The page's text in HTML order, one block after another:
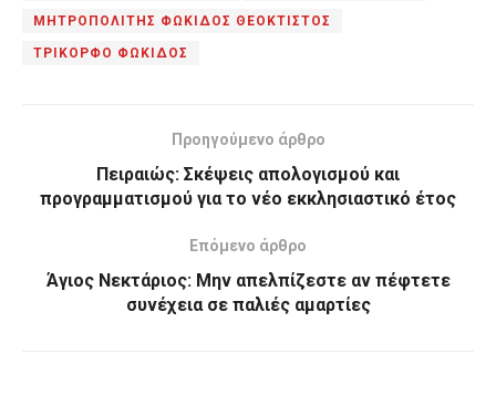
ΜΗΤΡΟΠΟΛΙΤΗΣ ΦΩΚΙΔΟΣ ΘΕΟΚΤΙΣΤΟΣ
ΤΡΙΚΟΡΦΟ ΦΩΚΙΔΟΣ
Προηγούμενο άρθρο
Πειραιώς: Σκέψεις απολογισμού και
προγραμματισμού για το νέο εκκλησιαστικό έτος
Επόμενο άρθρο
Άγιος Νεκτάριος: Μην απελπίζεστε αν πέφτετε
συνέχεια σε παλιές αμαρτίες